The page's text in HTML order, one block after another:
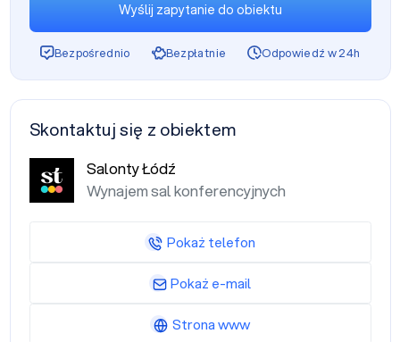
Wyślij zapytanie do obiektu
Bezpośrednio Bezpłatnie Odpowiedź w 24h
Skontaktuj się z obiektem
Salonty Łódź
Wynajem sal konferencyjnych
Pokaż telefon
Pokaż e-mail
Strona www